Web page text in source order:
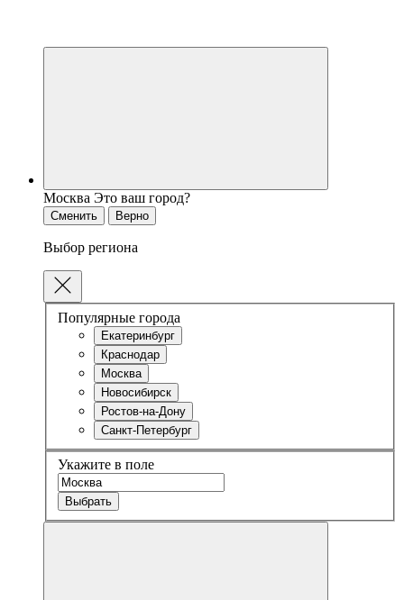
Москва Это ваш город?
Сменить Верно
Выбор региона
Популярные города
Екатеринбург
Краснодар
Москва
Новосибирск
Ростов-на-Дону
Санкт-Петербург
Укажите в поле
Выбрать